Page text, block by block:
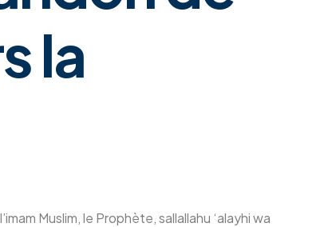
la
Muslim, le Prophète, sallallahu ‘alayhi wa